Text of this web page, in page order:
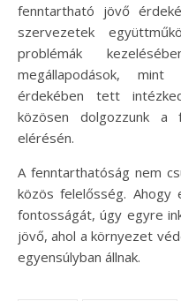
fenntartható jövő
szervezetek
problémák
megállapodások,
érdekében tett
közösen dolgozzunk a
elérésén.
A fenntarthatóság nem
közös felelősség.
fontosságát, úgy egyre
jövő, ahol a környezet
egyensúlyban állnak.